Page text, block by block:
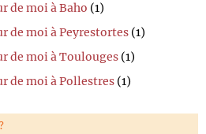
de moi à Baho (1)
de moi à Peyrestortes (1)
de moi à Toulouges (1)
de moi à Pollestres (1)